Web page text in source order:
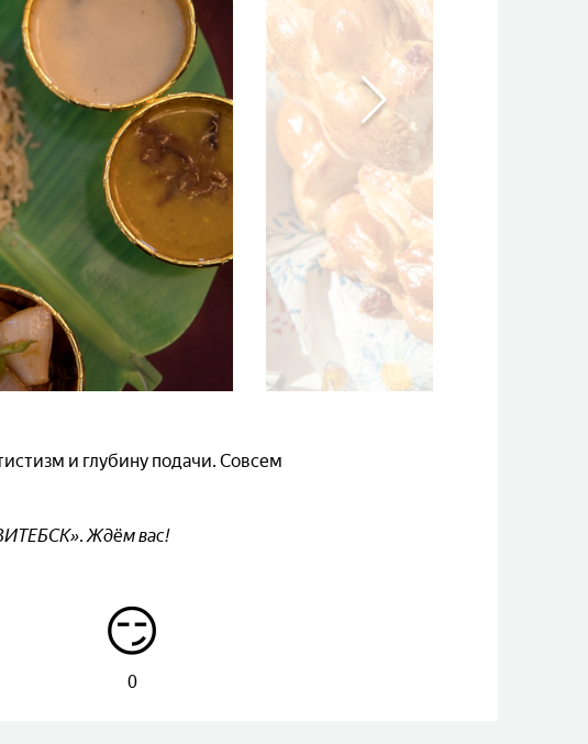
и глубину подачи. Совсем
Ждём вас!
😏
0